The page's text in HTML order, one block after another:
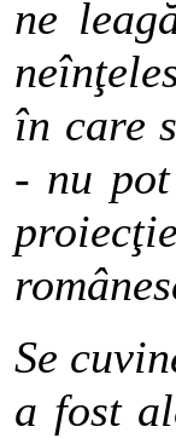
ne
în care
- nu
Se
a fost